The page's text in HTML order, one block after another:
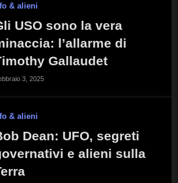
& alieni
USO sono la vera
l’allarme di
Gallaudet
3, 2025
& alieni
Dean: UFO, segreti
e alieni sulla